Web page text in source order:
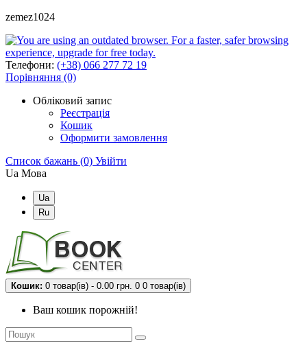
zemez1024
Телефони: (+38) 066 277 72 19
Порівняння (0)
Обліковий запис
Реєстрація
Кошик
Оформити замовлення
Список бажань (0) Увійти
Ua Мова
Ua
Ru
Кошик: 0 товар(ів) - 0.00 грн. 0 0 товар(ів)
Ваш кошик порожній!